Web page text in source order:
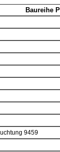
Baureihe
9459